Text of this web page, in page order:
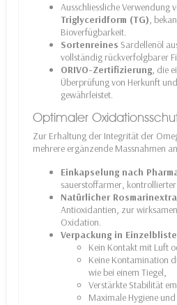
Ausschliessliche Verwendung
Triglyceridform (TG),
Bioverfügbarkeit.
Sortenreines Sardellenöl
vollständig rückverfolgbarer
ORIVO-Zertifizierung, die
Überprüfung von Herkunft
gewährleistet.
Optimaler
Zur Erhaltung der Integrität der
mehrere ergänzende Massnahmen
Einkapselung nach
sauerstoffarmer,
Natürlicher
Antioxidantien, zur
Oxidation.
Verpackung in
Kein Kontakt mit Luft
Keine Kontamination
wie bei einem Tiegel,
Verstärkte Stabilität
Maximale Hygiene